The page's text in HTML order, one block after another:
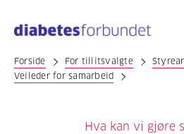
hovedinnhold
Forside For tillitsvalgte
Veileder for samarbeid
Hva kan vi gjøre